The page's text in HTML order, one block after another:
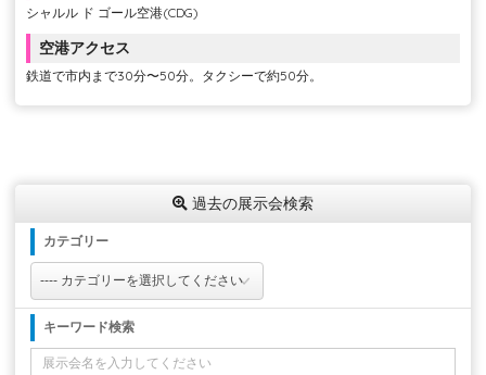
シャルル ド ゴール空港(CDG)
空港アクセス
鉄道で市内まで30分〜50分。タクシーで約50分。
過去の展示会検索
カテゴリー
キーワード検索